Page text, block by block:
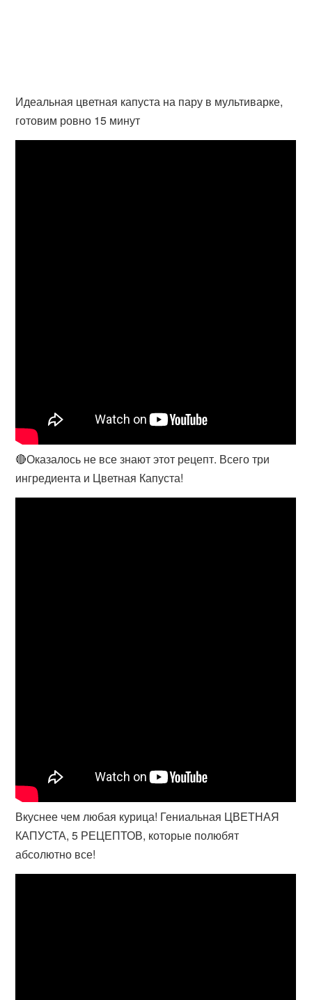
Идеальная цветная капуста на пару в мультиварке,
готовим ровно 15 минут
🔴Оказалось не все знают этот рецепт. Всего три
ингредиента и Цветная Капуста!
Вкуснее чем любая курица! Гениальная ЦВЕТНАЯ
КАПУСТА, 5 РЕЦЕПТОВ, которые полюбят
абсолютно все!